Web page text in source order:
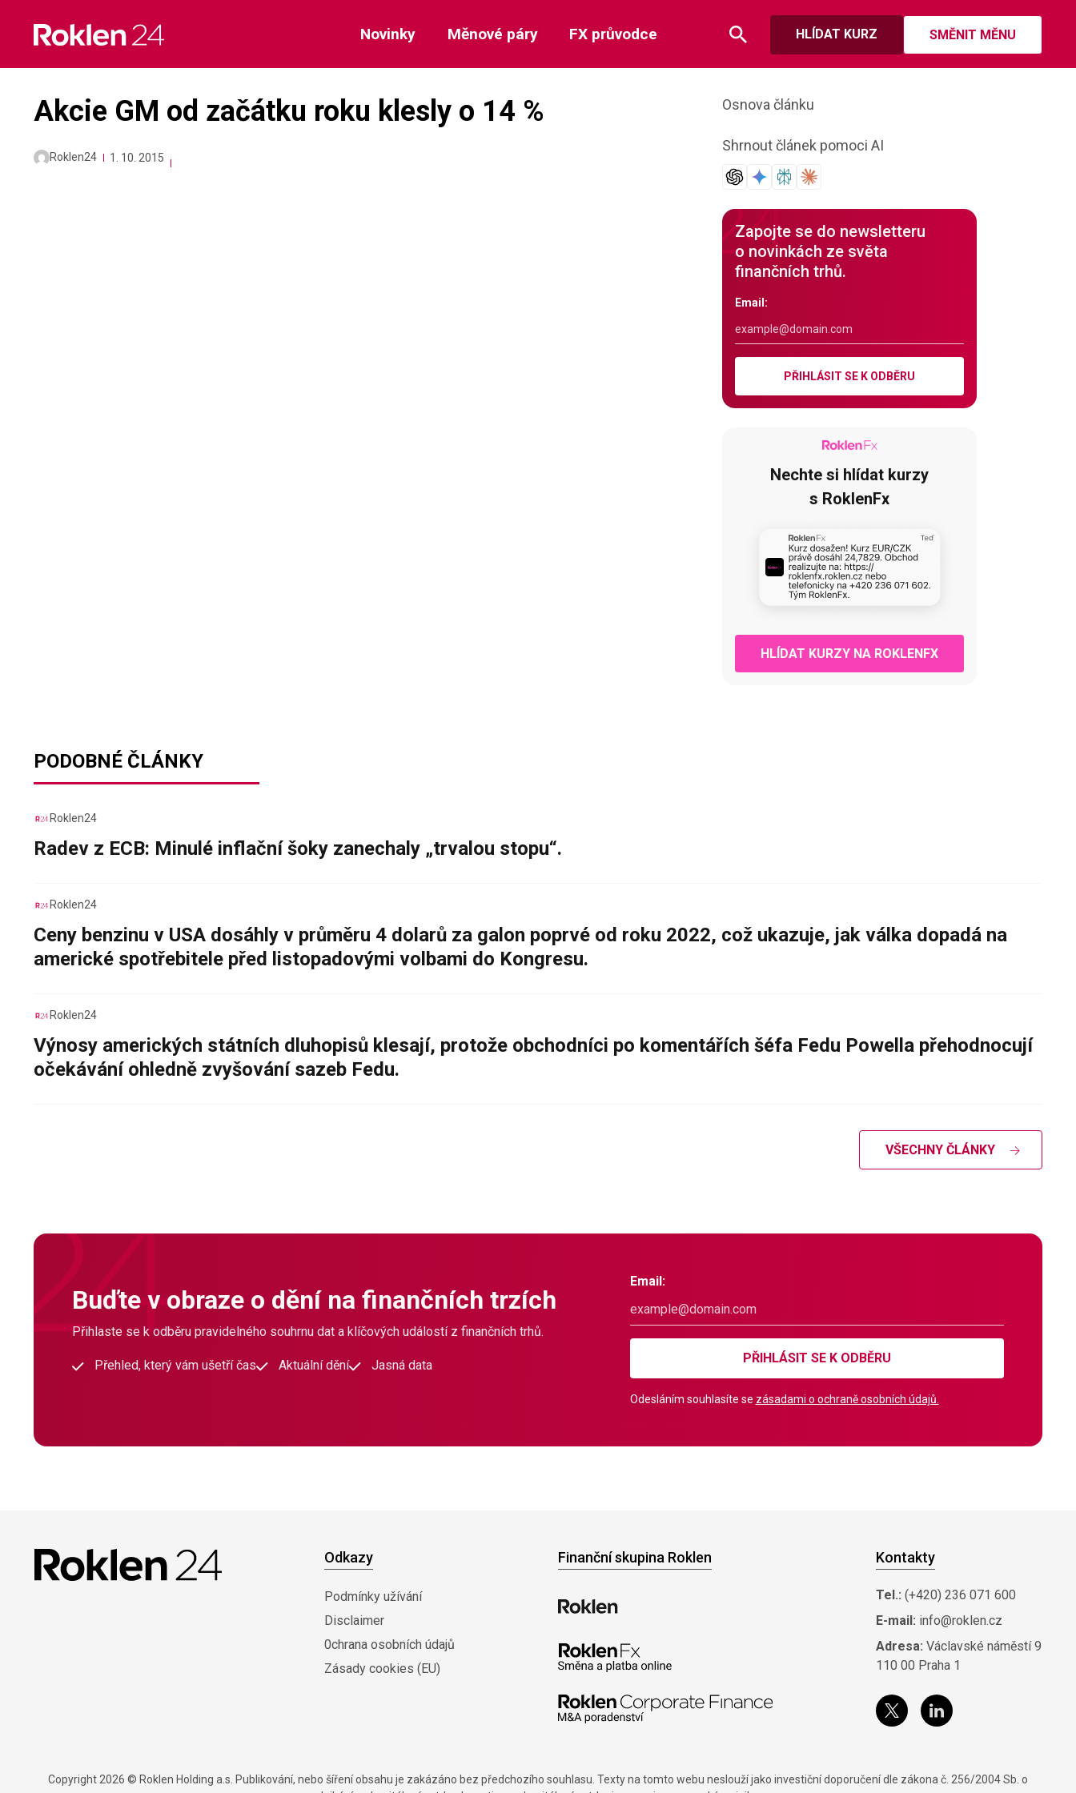
content
HLÍDAT KURZ SMĚNIT MĚNU
Novinky Měnové páry FX průvodce
Akcie GM od začátku roku klesly o 14 %
Roklen24 1. 10. 2015
Osnova článku
Shrnout článek pomoci AI
Zapojte se do newsletteru
o novinkách ze světa
finančních trhů.
Email:
PŘIHLÁSIT SE K ODBĚRU
Nechte si hlídat kurzy
s RoklenFx
HLÍDAT KURZY NA ROKLENFX
PODOBNÉ ČLÁNKY
Roklen24
Radev z ECB: Minulé inflační šoky zanechaly „trvalou stopu“.
Roklen24
Ceny benzinu v USA dosáhly v průměru 4 dolarů za galon poprvé od roku 2022, což ukazuje, jak válka dopadá na
americké spotřebitele před listopadovými volbami do Kongresu.
Roklen24
Výnosy amerických státních dluhopisů klesají, protože obchodníci po komentářích šéfa Fedu Powella přehodnocují
očekávání ohledně zvyšování sazeb Fedu.
VŠECHNY ČLÁNKY
Buďte v obraze o dění na finančních trzích
Přihlaste se k odběru pravidelného souhrnu dat a klíčových událostí z finančních trhů.
Přehled, který vám ušetří čas Aktuální dění Jasná data
Email:
PŘIHLÁSIT SE K ODBĚRU
Odesláním souhlasíte se zásadami o ochraně osobních údajů.
Odkazy
Podmínky užívání
Disclaimer
0chrana osobních údajů
Zásady cookies (EU)
Finanční skupina Roklen Kontakty
Tel.: (+420) 236 071 600
E-mail: info@roklen.cz
Adresa: Václavské náměstí 9
110 00 Praha 1
Copyright 2026 © Roklen Holding a.s. Publikování, nebo šíření obsahu je zakázáno bez předchozího souhlasu. Texty na tomto webu neslouží jako investiční doporučení dle zákona č. 256/2004 Sb. o